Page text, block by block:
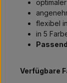
flexibel
in 5
Verfügbare